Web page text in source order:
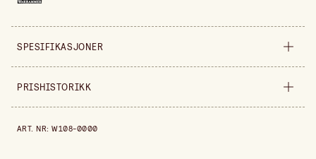
SPESIFIKASJONER
Selges inn forpakning
PRISHISTORIKK
ART. NR:W108-0000